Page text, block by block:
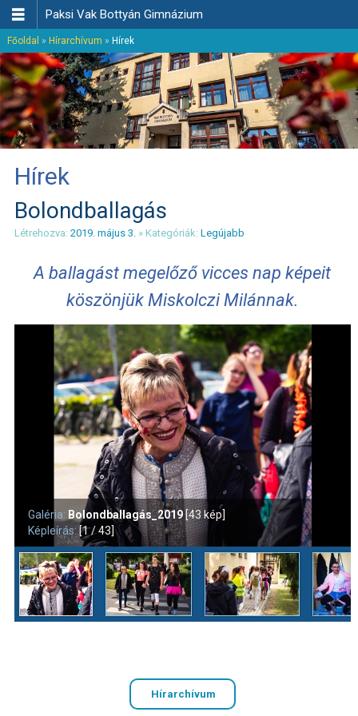
 Paksi Vak Bottyán Gimnázium
Főoldal » Hírarchívum » Hírek
Hírek
Bolondballagás
Létrehozva: 2019. május 3. » Kategóriák: Legújabb
A ballagást megelőző vicces nap képeit
köszönjük Miskolczi Milánnak.
Galéria: Bolondballagás_2019[43 kép]
Képleírás: [1 / 43]
Hírarchívum